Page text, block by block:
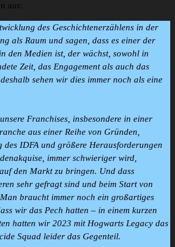
aus:
des Geschichtenerzählens in der
als Raum und sagen, dass es einer der
den Medien ist, der wächst, sowohl in
Zeit, das Engagement als auch das
sehen wir dies immer noch als eine
Franchises, insbesondere in einer
aus einer Reihe von Gründen,
IDFA und größere Herausforderungen
immer schwieriger wird,
den Markt zu bringen. Und dass
sehr gefragt sind und beim Start von
braucht immer noch ein großartiges
wir das Pech hatten – in einem kurzen
hatten wir 2023 mit Hogwarts Legacy das
Squad leider das Gegenteil.